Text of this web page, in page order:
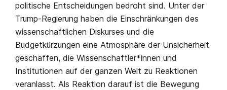
politische Entscheidungen bedroht sind. Unter der
Trump-Regierung haben die Einschränkungen des
wissenschaftlichen Diskurses und die
Budgetkürzungen eine Atmosphäre der Unsicherheit
geschaffen, die Wissenschaftler*innen und
Institutionen auf der ganzen Welt zu Reaktionen
veranlasst. Als Reaktion darauf ist die Bewegung